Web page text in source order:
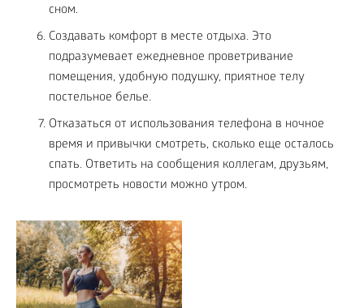
сном.
Создавать комфорт в месте отдыха. Это
подразумевает ежедневное проветривание
помещения, удобную подушку, приятное телу
постельное белье.
Отказаться от использования телефона в ночное
время и привычки смотреть, сколько еще осталось
спать. Ответить на сообщения коллегам, друзьям,
просмотреть новости можно утром.